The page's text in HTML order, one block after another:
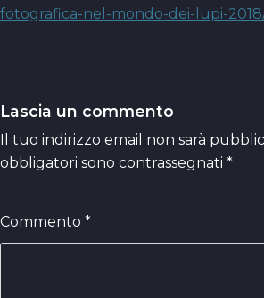
fotografica-nel-mondo-dei-lupi-
Lascia un commento
Il tuo indirizzo email non sarà
obbligatori sono contrassegnati *
Commento *